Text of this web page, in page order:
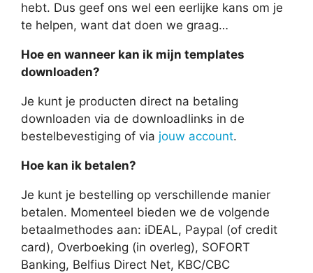
hebt. Dus geef ons wel een eerlijke kans om je
te helpen, want dat doen we graag…
Hoe en wanneer kan ik mijn templates
downloaden?
Je kunt je producten direct na betaling
downloaden via de downloadlinks in de
bestelbevestiging of via jouw account.
Hoe kan ik betalen?
Je kunt je bestelling op verschillende manier
betalen. Momenteel bieden we de volgende
betaalmethodes aan: iDEAL, Paypal (of credit
card), Overboeking (in overleg), SOFORT
Banking, Belfius Direct Net, KBC/CBC